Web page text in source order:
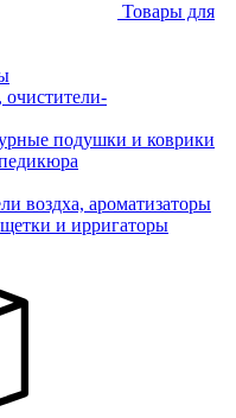
Товары для
подушки и коврики
воздха, ароматизаторы
и ирригаторы